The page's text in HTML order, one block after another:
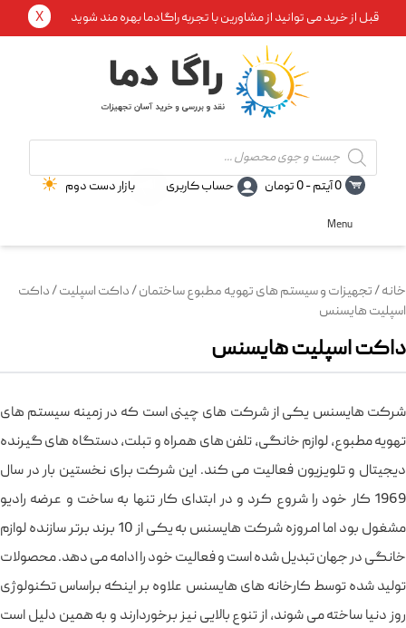
قبل از خرید می توانید از مشاورین با تجربه راگادما بهره مند شوید X
Products
search
0 آیتم - 0تومان حساب کاربری بازار دست دوم
Menu
خانه/تجهیزات و سیستم های تهویه مطبوع ساختمان/داکت اسپلیت/ داکت
اسپلیت هایسنس
داکت اسپلیت هایسنس
شرکت هایسنس یکی از شرکت های چینی است که در زمینه سیستم های
تهویه مطبوع، لوازم خانگی، تلفن های همراه و تبلت، دستگاه های گیرنده
دیجیتال و تلویزیون فعالیت می کند. این شرکت برای نخستین بار در سال
1969 کار خود را شروع کرد و در ابتدای کار تنها به ساخت و عرضه رادیو
مشغول بود اما امروزه شرکت هایسنس به یکی از 10 برند برتر سازنده لوازم
خانگی در جهان تبدیل شده است و فعالیت خود را ادامه می دهد. محصولات
تولید شده توسط کارخانه های هایسنس علاوه بر اینکه براساس تکنولوژی
روز دنیا ساخته می شوند، از تنوع بالایی نیز برخوردارند و به همین دلیل است